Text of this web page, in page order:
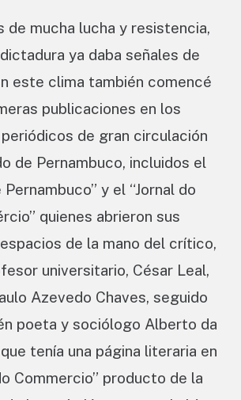
de mucha lucha y resistencia,
ya daba señales de
este clima también comencé
publicaciones en los
de gran circulación
de Pernambuco, incluidos el
Pernambuco” y el “Jornal do
quienes abrieron sus
de la mano del crítico,
universitario, César Leal,
Azevedo Chaves, seguido
poeta y sociólogo Alberto da
tenía una página literaria en
Commercio” producto de la